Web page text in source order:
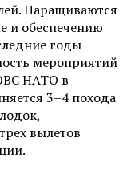
Наращиваются
и обеспечению
годы
мероприятий
НАТО в
3–4 похода
вылетов